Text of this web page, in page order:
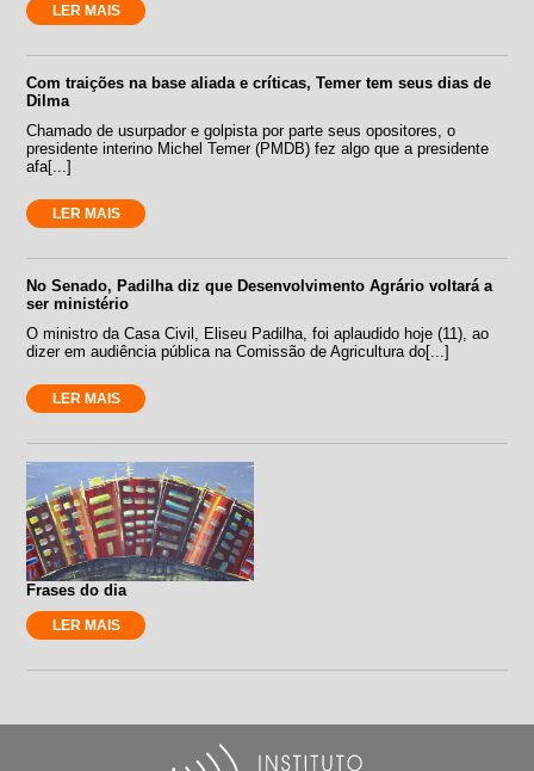
LER MAIS
Com traições na base aliada e críticas, Temer tem seus dias de
Dilma
Chamado de usurpador e golpista por parte seus opositores, o
presidente interino Michel Temer (PMDB) fez algo que a presidente
afa[...]
LER MAIS
No Senado, Padilha diz que Desenvolvimento Agrário voltará a
ser ministério
O ministro da Casa Civil, Eliseu Padilha, foi aplaudido hoje (11), ao
dizer em audiência pública na Comissão de Agricultura do[...]
LER MAIS
Frases do dia
LER MAIS